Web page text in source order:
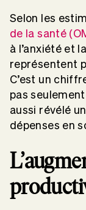
Selon les
de la santé
à l’anxiété et
représentent
C’est un
pas seulement
aussi révélé
dépenses en